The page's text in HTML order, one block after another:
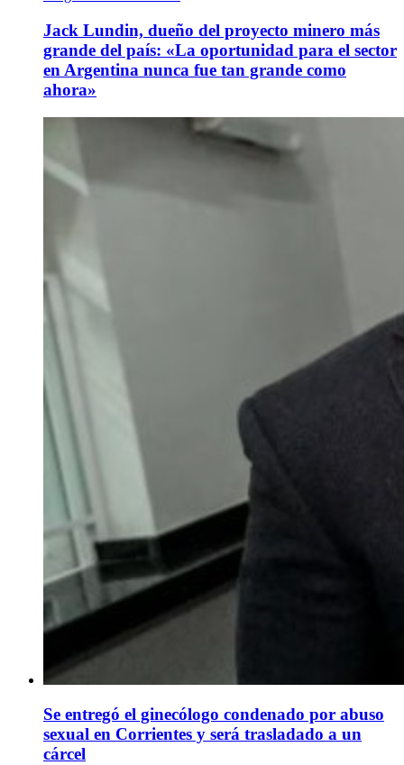
Jack Lundin, dueño del proyecto minero más
grande del país: «La oportunidad para el sector
en Argentina nunca fue tan grande como
ahora»
Se entregó el ginecólogo condenado por abuso
sexual en Corrientes y será trasladado a un
cárcel